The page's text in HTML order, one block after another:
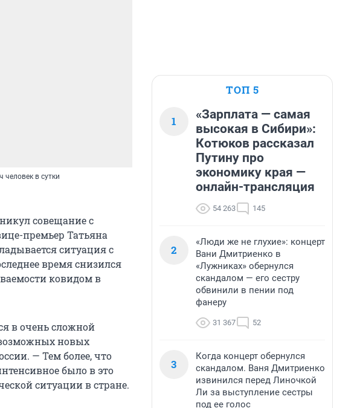
в сутки
совещание с
премьер Татьяна
ситуация с
время снизился
ковидом в
в очень сложной
новых
— Тем более, что
было в это
ситуации в стране.
ТОП 5
1
«Зарплата — самая
высокая в Сибири»:
Котюков рассказал
Путину про
экономику края —
онлайн-трансляция
54 263 145
2
«Люди же не глухие»: концерт
Вани Дмитриенко в
«Лужниках» обернулся
скандалом — его сестру
обвинили в пении под
фанеру
31 367 52
3
Когда концерт обернулся
скандалом. Ваня Дмитриенко
извинился перед Линочкой
Ли за выступление сестры
под ее голос